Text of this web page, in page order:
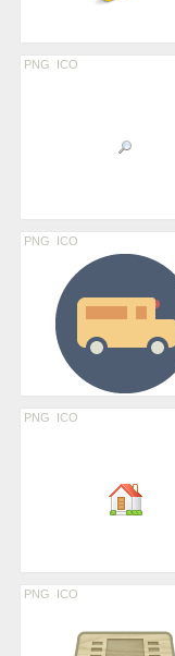
PNG ICO
PNG ICO
PNG ICO
PNG ICO